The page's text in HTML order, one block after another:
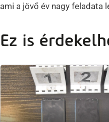
ami a jövő év nagy feladata
Ez is